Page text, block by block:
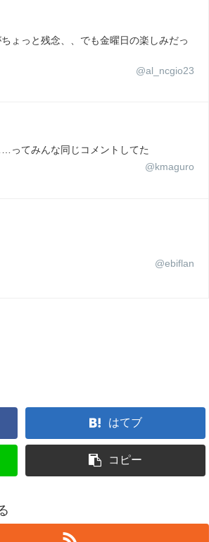
ょっと残念、、でも金曜日の楽しみだっ
@al_ncgio23
ってみんな同じコメントしてた
@kmaguro
@ebiflan
はてブ
コピー